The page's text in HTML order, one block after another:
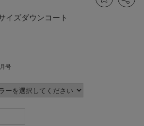
イズダウンコート
号